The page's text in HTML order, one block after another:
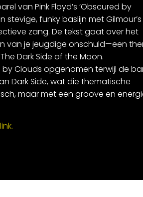
van Pink Floyd’s ‘Obscured by
stevige, funky baslijn met Gilmour’s
zang. De tekst gaat over het
van je jeugdige onschuld—een
Dark Side of the Moon.
Clouds opgenomen terwijl de
Dark Side, wat die thematische
maar met een groove en